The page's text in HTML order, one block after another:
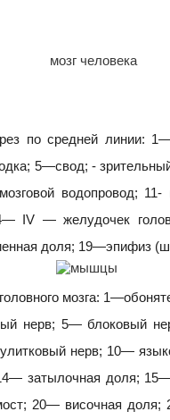
по средней линии:
5—свод; -
водопровод;
IV — желудочек
доля; 19—эпифиз
мозга:
нерв; 5— блоковый
нерв; 10—
затылочная доля;
20— височная доля;